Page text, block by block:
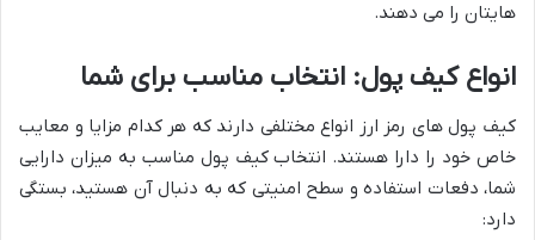
هایتان را می دهند.
انواع کیف پول: انتخاب مناسب برای شما
کیف پول های رمز ارز انواع مختلفی دارند که هر کدام مزایا و معایب
خاص خود را دارا هستند. انتخاب کیف پول مناسب به میزان دارایی
شما، دفعات استفاده و سطح امنیتی که به دنبال آن هستید، بستگی
دارد: